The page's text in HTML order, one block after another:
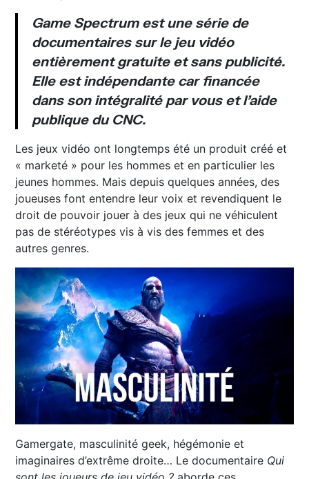
Game Spectrumest une série de
documentaires sur le jeu vidéo
entièrement gratuite et sans publicité.
Elle est indépendante car financée
dans son intégralité par vous et l’aide
publique du CNC.
Les jeux vidéo ont longtemps été un produit créé et
« marketé » pour les hommes et en particulier les
jeunes hommes. Mais depuis quelques années, des
joueuses font entendre leur voix et revendiquent le
droit de pouvoir jouer à des jeux qui ne véhiculent
pas de stéréotypes vis à vis des femmes et des
autres genres.
Gamergate, masculinité geek, hégémonie et
imaginaires d’extrême droite… Le documentaire Qui